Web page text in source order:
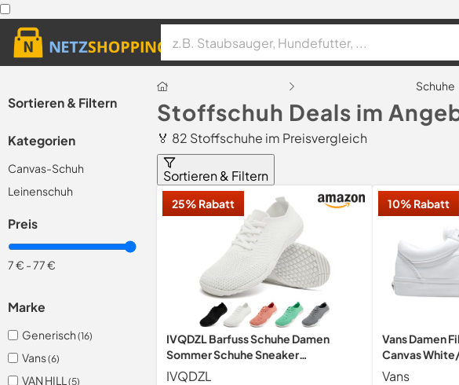
Sortieren & Filtern
Kategorien
Canvas-Schuh
Leinenschuh
Preis
7 € -77 €
Marke
Generisch (16)
Vans(6)
VAN HILL (5)
Schuhe
Stoffschuh Deals im
🏅 82 Stoffschuhe im Preisvergleich
Sortieren & Filtern
25% Rabatt
IVQDZL Barfuss Schuhe Damen
Sommer Schuhe Sneaker
Hausschuhe Turnschuhe Sportschuhe
IVQDZL
10% Rabatt
Vans Damen
Canvas
Vans